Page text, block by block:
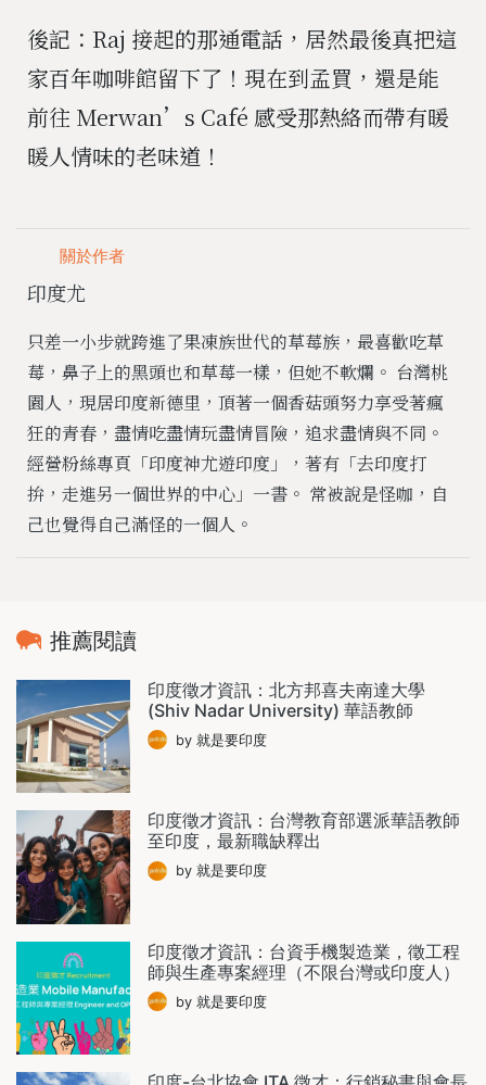
後記：Raj 接起的那通電話，居然最後真把這
家百年咖啡館留下了！現在到孟買，還是能
前往 Merwan’s Café 感受那熱絡而帶有暖
暖人情味的老味道！
關於作者
印度尤
只差一小步就跨進了果凍族世代的草莓族，最喜歡吃草
莓，鼻子上的黑頭也和草莓一樣，但她不軟爛。 台灣桃
園人，現居印度新德里，頂著一個香菇頭努力享受著瘋
狂的青春，盡情吃盡情玩盡情冒險，追求盡情與不同。
經營粉絲專頁「印度神尤遊印度」，著有「去印度打
拚，走進另一個世界的中心」一書。 常被說是怪咖，自
己也覺得自己滿怪的一個人。
推薦閱讀
印度徵才資訊：北方邦喜夫南達大學
(Shiv Nadar University) 華語教師
by 就是要印度
印度徵才資訊：台灣教育部選派華語教師
至印度，最新職缺釋出
by 就是要印度
印度徵才資訊：台資手機製造業，徵工程
師與生產專案經理（不限台灣或印度人）
by 就是要印度